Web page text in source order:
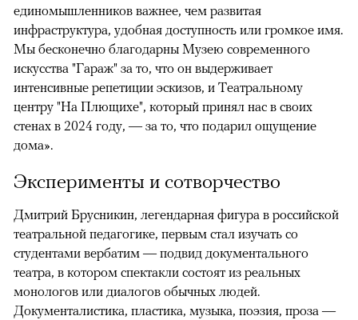
единомышленников важнее, чем развитая
инфраструктура, удобная доступность или громкое имя.
Мы бесконечно благодарны Музею современного
искусства "Гараж" за то, что он выдерживает
интенсивные репетиции эскизов, и Театральному
центру "На Плющихе", который принял нас в своих
стенах в 2024 году, — за то, что подарил ощущение
дома».
Эксперименты и сотворчество
Дмитрий Брусникин, легендарная фигура в российской
театральной педагогике, первым стал изучать со
студентами вербатим — подвид документального
театра, в котором спектакли состоят из реальных
монологов или диалогов обычных людей.
Документалистика, пластика, музыка, поэзия, проза —